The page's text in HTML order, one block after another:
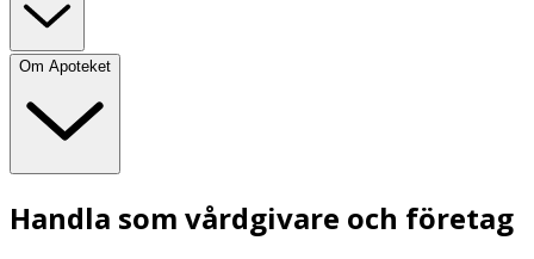
Om Apoteket
Handla som vårdgivare och företag